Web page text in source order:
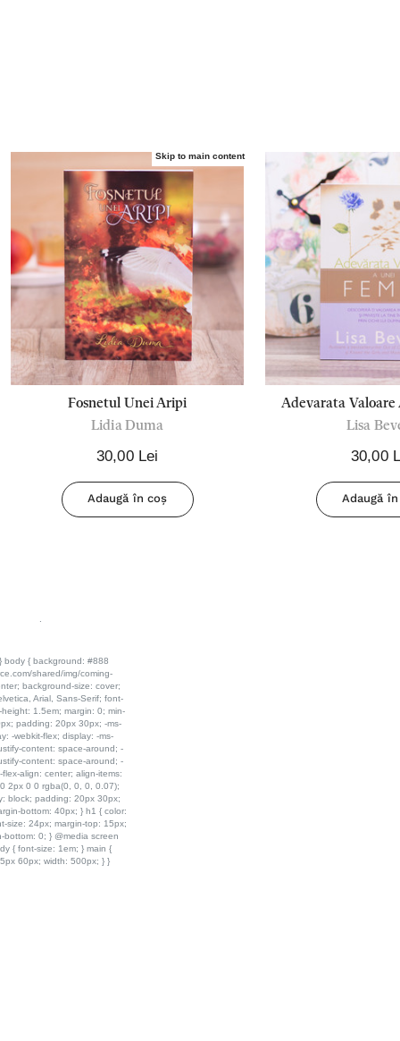
Skip to main content
Fosnetul Unei Aripi
Lidia Duma
30,00 Lei
Adaugă în coș
Adevarata Valoare
Lisa
30,00
Adaugă
.